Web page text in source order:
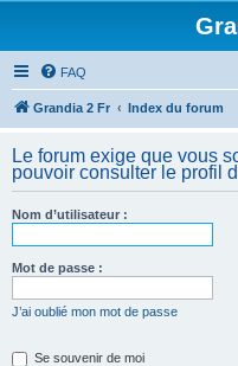
FAQ
Grandia 2 Fr Index du forum
Le forum exige que vous
pouvoir consulter le profil
Nom d’utilisateur :
Mot de passe :
J’ai oublié mon mot de passe
Se souvenir de moi